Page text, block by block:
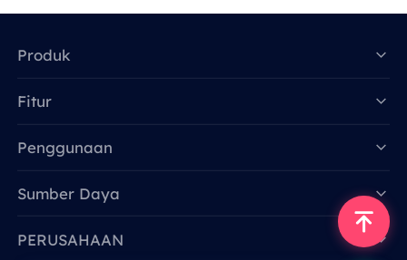
Produk
Fitur
Penggunaan
Sumber Daya
PERUSAHAAN